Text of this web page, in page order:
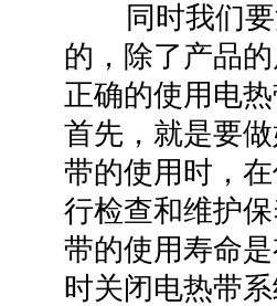
同时我们要
的，除了产品
正确的使用电
首先，就是要
带的使用时，
行检查和维护
带的使用寿命
时关闭电热带